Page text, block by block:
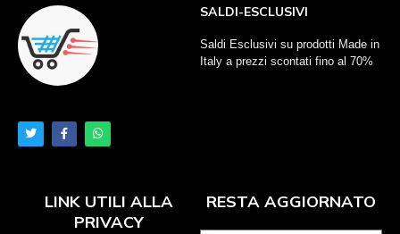
SALDI-ESCLUSIVI
Saldi Esclusivi su prodotti Made in
Italy a prezzi scontati fino al 70%
LINK UTILI ALLA
PRIVACY
RESTA AGGIORNATO